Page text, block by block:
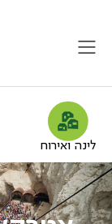
לינה ואירוח